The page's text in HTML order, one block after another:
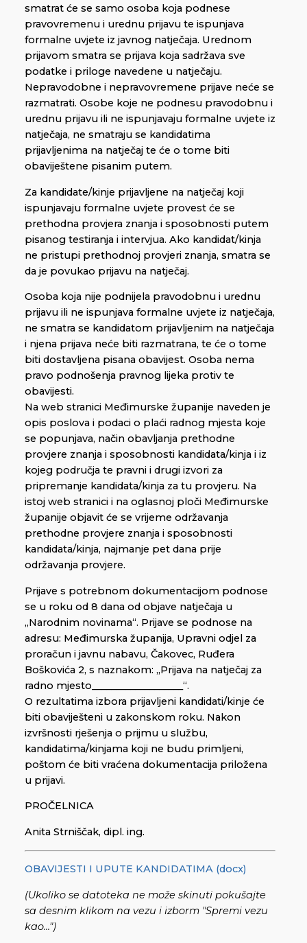
smatrat će se samo osoba koja podnese
pravovremenu i urednu prijavu te ispunjava
formalne uvjete iz javnog natječaja. Urednom
prijavom smatra se prijava koja sadržava sve
podatke i priloge navedene u natječaju.
Nepravodobne i nepravovremene prijave neće se
razmatrati. Osobe koje ne podnesu pravodobnu i
urednu prijavu ili ne ispunjavaju formalne uvjete iz
natječaja, ne smatraju se kandidatima
prijavljenima na natječaj te će o tome biti
obaviještene pisanim putem.
Za kandidate/kinje prijavljene na natječaj koji
ispunjavaju formalne uvjete provest će se
prethodna provjera znanja i sposobnosti putem
pisanog testiranja i intervjua. Ako kandidat/kinja
ne pristupi prethodnoj provjeri znanja, smatra se
da je povukao prijavu na natječaj.
Osoba koja nije podnijela pravodobnu i urednu
prijavu ili ne ispunjava formalne uvjete iz natječaja,
ne smatra se kandidatom prijavljenim na natječaja
i njena prijava neće biti razmatrana, te će o tome
biti dostavljena pisana obavijest. Osoba nema
pravo podnošenja pravnog lijeka protiv te
obavijesti.
Na web stranici Međimurske županije naveden je
opis poslova i podaci o plaći radnog mjesta koje
se popunjava, način obavljanja prethodne
provjere znanja i sposobnosti kandidata/kinja i iz
kojeg područja te pravni i drugi izvori za
pripremanje kandidata/kinja za tu provjeru. Na
istoj web stranici i na oglasnoj ploči Međimurske
županije objavit će se vrijeme održavanja
prethodne provjere znanja i sposobnosti
kandidata/kinja, najmanje pet dana prije
održavanja provjere.
Prijave s potrebnom dokumentacijom podnose
se u roku od 8 dana od objave natječaja u
„Narodnim novinama“. Prijave se podnose na
adresu: Međimurska županija, Upravni odjel za
proračun i javnu nabavu, Čakovec, Ruđera
Boškovića 2, s naznakom: „Prijava na natječaj za
radno mjesto___________________“.
O rezultatima izbora prijavljeni kandidati/kinje će
biti obaviješteni u zakonskom roku. Nakon
izvršnosti rješenja o prijmu u službu,
kandidatima/kinjama koji ne budu primljeni,
poštom će biti vraćena dokumentacija priložena
u prijavi.
PROČELNICA
Anita Strniščak, dipl. ing.
OBAVIJESTI I UPUTE KANDIDATIMA (docx)
(Ukoliko se datoteka ne može skinuti pokušajte
sa desnim klikom na vezu i izborm "Spremi vezu
kao...")